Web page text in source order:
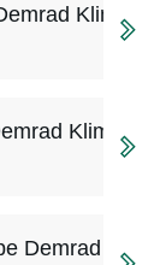
Klima
Klima
Demrad